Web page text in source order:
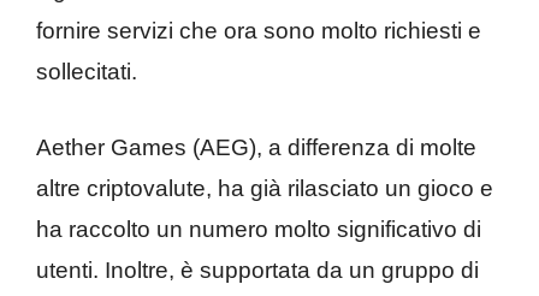
fornire servizi che ora sono molto richiesti e
sollecitati.
Aether Games (AEG), a differenza di molte
altre criptovalute, ha già rilasciato un gioco e
ha raccolto un numero molto significativo di
utenti. Inoltre, è supportata da un gruppo di